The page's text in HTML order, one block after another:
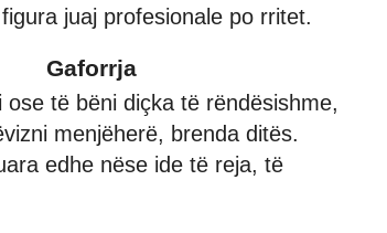
juaj profesionale po rritet.
Gaforrja
ose të bëni diçka të rëndësishme,
menjëherë, brenda ditës.
edhe nëse ide të reja, të